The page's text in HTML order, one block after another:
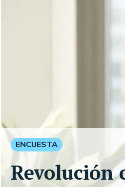
ENCUESTA
Revolución